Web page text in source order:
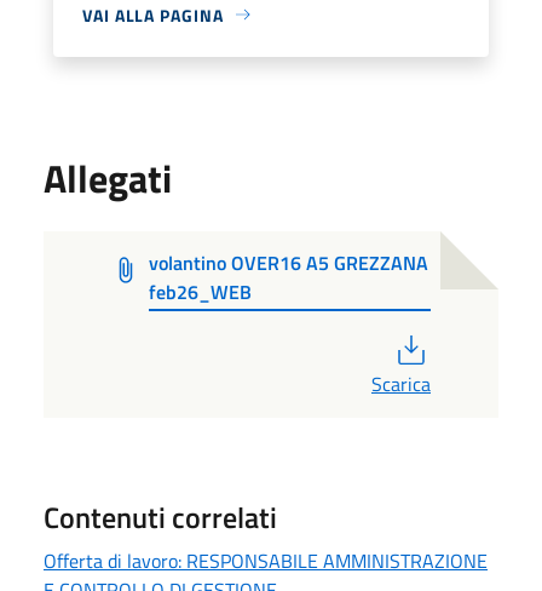
VAI ALLA PAGINA
Allegati
volantino OVER16 A5 GREZZANA
feb26_WEB
Scarica
Contenuti correlati
Offerta di lavoro: RESPONSABILE AMMINISTRAZIONE